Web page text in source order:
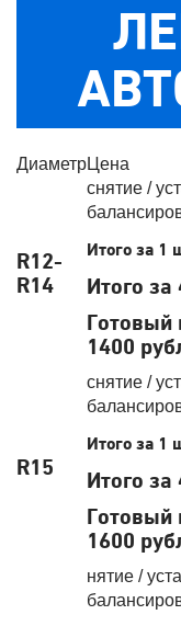
ДиаметрЦена
R12-
R14
снятие /
Итого за 1
Итого
Готовый
1400
R15
снятие /
Итого за 1
Итого
Готовый
1600
нятие /